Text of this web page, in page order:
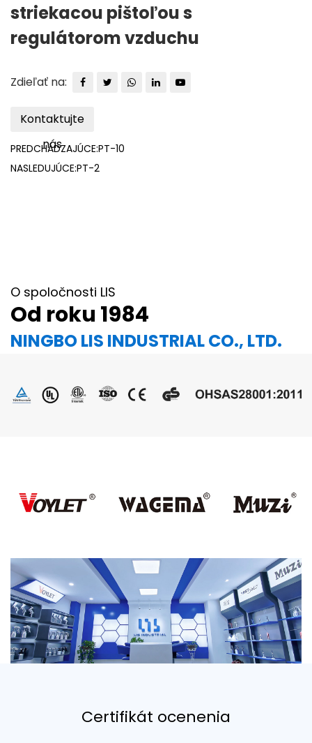
striekacou pištoľou s
regulátorom vzduchu
Zdieľať na:
Kontaktujte
nás
PREDCHÁDZAJÚCE:PT-10
NASLEDUJÚCE:PT-2
O spoločnosti LIS
Od roku 1984
NINGBO LIS INDUSTRIAL CO., LTD.
Certifikát ocenenia